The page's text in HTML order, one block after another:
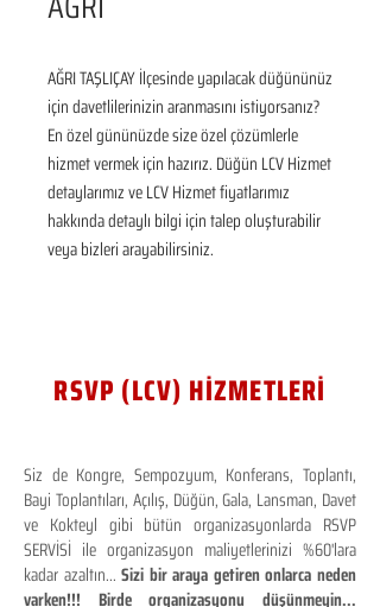
AĞRI TAŞLIÇAY İlçesinde yapılacak düğününüz
için davetlilerinizin aranmasını istiyorsanız?
En özel gününüzde size özel çözümlerle
hizmet vermek için hazırız. Düğün LCV Hizmet
detaylarımız ve LCV Hizmet fiyatlarımız
hakkında detaylı bilgi için talep oluşturabilir
veya bizleri arayabilirsiniz.
RSVP (LCV) HİZMETLERİ
Siz de Kongre, Sempozyum, Konferans, Toplantı,
Bayi Toplantıları, Açılış, Düğün, Gala, Lansman, Davet
ve Kokteyl gibi bütün organizasyonlarda RSVP
SERVİSİ ile organizasyon maliyetlerinizi %60'lara
kadar azaltın...Sizi bir araya getiren onlarca neden
varken!!! Birde organizasyonu düşünmeyin...